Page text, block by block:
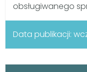
obsługiwanego
Data publikacji: